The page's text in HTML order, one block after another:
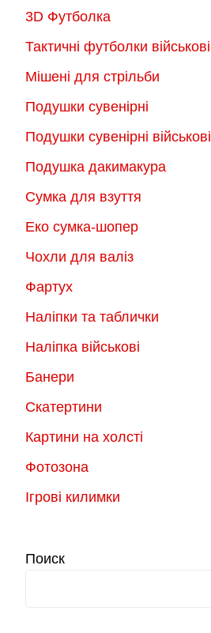
3D Футболка
Тактичні футболки військові
Мішені для стрільби
Подушки сувенірні
Подушки сувенірні військові
Подушка дакимакура
Сумка для взуття
Еко сумка-шопер
Чохли для валіз
Фартух
Наліпки та таблички
Наліпка військові
Банери
Скатертини
Картини на холсті
Фотозона
Ігрові килимки
Поиск